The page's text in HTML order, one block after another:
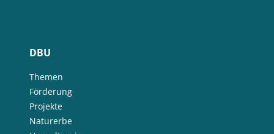
DBU
Themen
Förderung
Projekte
Naturerbe